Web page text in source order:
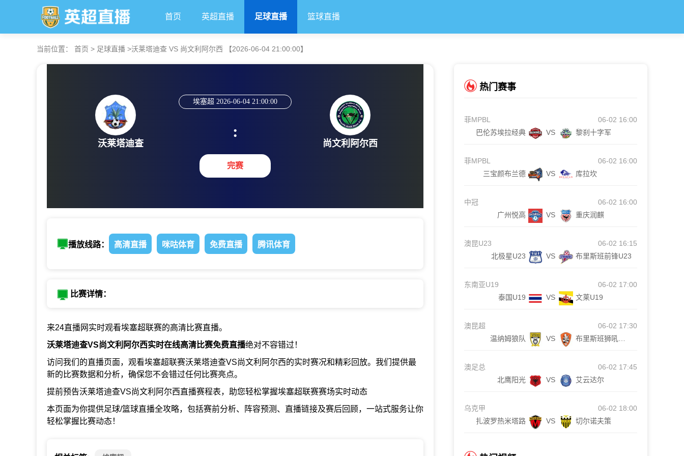
首页 英超直播 足球直播 篮球直播
当前位置： 首页 > 足球直播 >沃莱塔迪查 VS 尚文利阿尔西 【2026-06-04 21:00:00】
沃莱塔迪查
埃塞超 2026-06-04 21:00:00
:
完赛
尚文利阿尔西
播放线路： 高清直播 咪咕体育 免费直播 腾讯体育
比赛详情：
来24直播网实时观看埃塞超联赛的高清比赛直播。
沃莱塔迪查VS尚文利阿尔西实时在线高清比赛免费直播绝对不容错过！
访问我们的直播页面，观看埃塞超联赛沃莱塔迪查VS尚文利阿尔西的实时赛况和精彩回放。我们提供最
新的比赛数据和分析，确保您不会错过任何比赛亮点。
提前预告沃莱塔迪查VS尚文利阿尔西直播赛程表，助您轻松掌握埃塞超联赛赛场实时动态
本页面为你提供足球/篮球直播全攻略，包括赛前分析、阵容预测、直播链接及赛后回顾，一站式服务让你
轻松掌握比赛动态！
热门赛事
菲MPBL
06-02 16:00
巴伦苏埃拉经典
VS 黎刹十字军
菲MPBL
06-02 16:00
三宝颜布兰德
VS 库拉坎
中冠
06-02 16:00
广州悦高
VS 重庆润麒
澳昆U23
06-02 16:15
北极星U23
VS 布里斯班前锋U23
东南亚U19
06-02 17:00
泰国U19
VS 文莱U19
澳昆超
06-02 17:30
温纳姆狼队
VS
澳足总
06-02 17:45
北鹰阳光
VS 艾云达尔
乌克甲
06-02 18:00
扎波罗热米塔路
VS 切尔诺夫策